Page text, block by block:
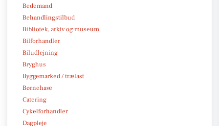
Bedemand
Behandlingstilbud
Bibliotek, arkiv og museum
Bilforhandler
Biludlejning
Bryghus
Byggemarked / trælast
Børnehave
Catering
Cykelforhandler
Dagpleje